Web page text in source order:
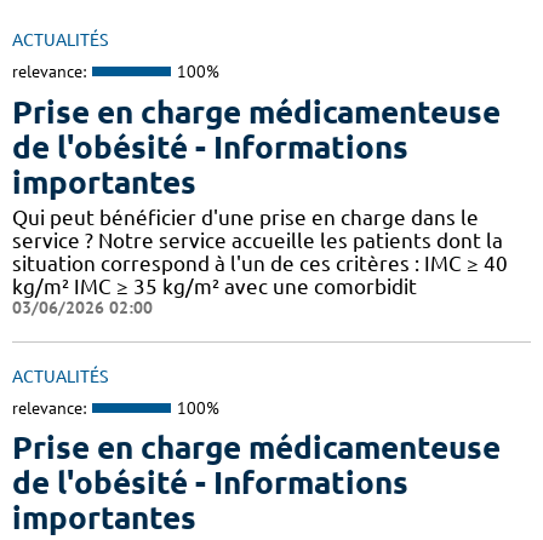
ACTUALITÉS
relevance: 100%
Prise en charge médicamenteuse
de l'obésité - Informations
importantes
Qui peut bénéficier d'une prise en charge dans le
service ? Notre service accueille les patients dont la
situation correspond à l'un de ces critères : IMC ≥ 40
kg/m² IMC ≥ 35 kg/m² avec une comorbidit
03/06/2026 02:00
ACTUALITÉS
relevance: 100%
Prise en charge médicamenteuse
de l'obésité - Informations
importantes